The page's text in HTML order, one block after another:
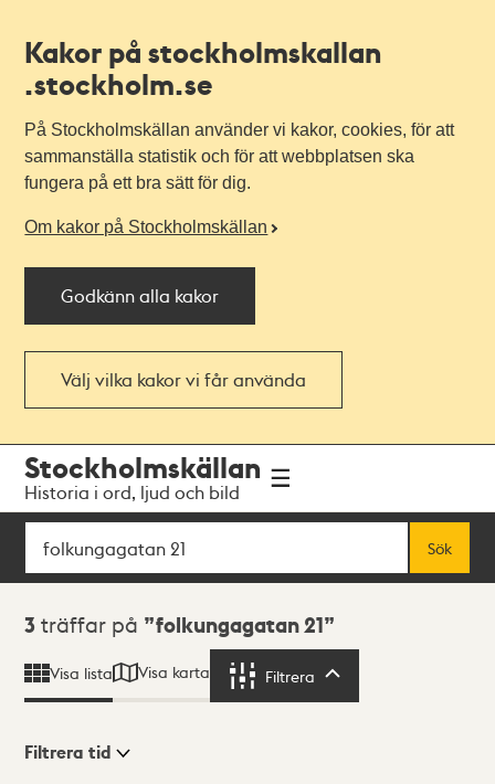
Kakor på stockholmskallan
.stockholm.se
På Stockholmskällan använder vi kakor, cookies, för att
sammanställa statistik och för att webbplatsen ska
fungera på ett bra sätt för dig.
Om kakor på Stockholmskällan
Godkänn alla kakor
Välj vilka kakor vi får använda
navigationen
huvudinnehållet
Stockholmskällan
Historia i ord, ljud och bild
Sök
Sök
Sökresultat
3 träffar på folkungagatan 21
Visa lista Visa karta Filtrera
Filtrera tid